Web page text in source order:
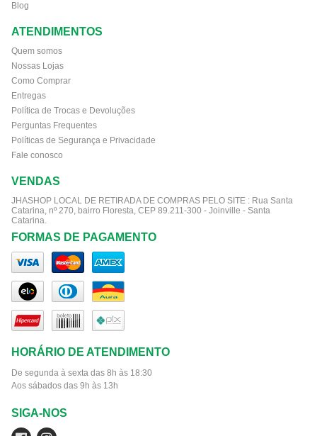
Blog
ATENDIMENTOS
Quem somos
Nossas Lojas
Como Comprar
Entregas
Política de Trocas e Devoluções
Perguntas Frequentes
Políticas de Segurança e Privacidade
Fale conosco
VENDAS
JHASHOP LOCAL DE RETIRADA DE COMPRAS PELO SITE : Rua Santa
Catarina, nº 270, bairro Floresta, CEP 89.211-300 - Joinville - Santa
Catarina.
FORMAS DE PAGAMENTO
HORÁRIO DE ATENDIMENTO
De segunda à sexta das 8h às 18:30
Aos sábados das 9h às 13h
SIGA-NOS